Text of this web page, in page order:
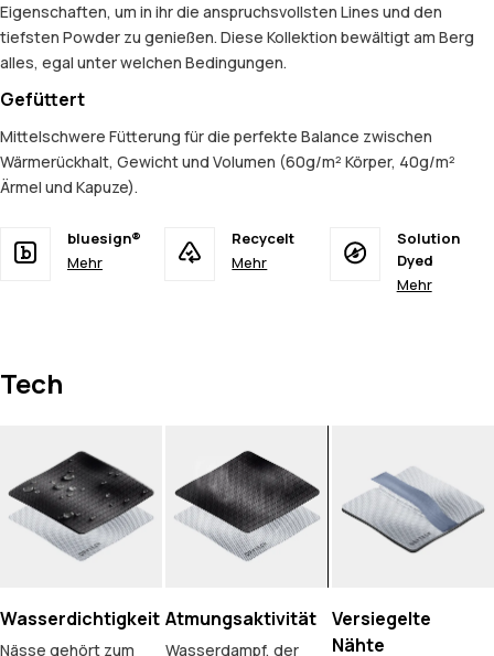
Eigenschaften, um in ihr die anspruchsvollsten Lines und den
tiefsten Powder zu genießen. Diese Kollektion bewältigt am Berg
alles, egal unter welchen Bedingungen.
Gefüttert
Mittelschwere Fütterung für die perfekte Balance zwischen
Wärmerückhalt, Gewicht und Volumen (60g/m² Körper, 40g/m²
Ärmel und Kapuze).
bluesign®
Mehr
Recycelt
Mehr
Solution
Dyed
Mehr
Tech
Wasserdichtigkeit
Nässe gehört zum
Atmungsaktivität
Wasserdampf, der
Versiegelte
Nähte